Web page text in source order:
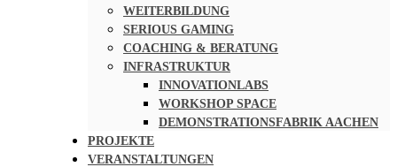
WEITERBILDUNG
SERIOUS GAMING
COACHING & BERATUNG
INFRASTRUKTUR
INNOVATIONLABS
WORKSHOP SPACE
DEMONSTRATIONSFABRIK AACHEN
PROJEKTE
VERANSTALTUNGEN